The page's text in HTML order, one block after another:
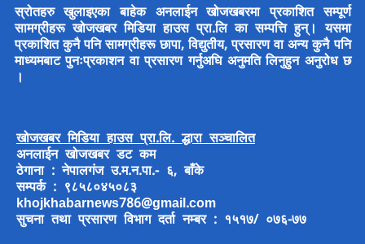
स्रोतहरु खुलाइएका बाहेक अनलाईन खोजखबरमा प्रकाशित सम्पूर्ण
सामग्रीहरू खोजखबर मिडिया हाउस प्रा.लि का सम्पत्ति हुन्। यसमा
प्रकाशित कुनै पनि सामग्रीहरू छापा, विद्युतीय, प्रसारण वा अन्य कुनै पनि
माध्यमबाट पुनःप्रकाशन वा प्रसारण गर्नुअघि अनुमति लिनुहुन अनुरोध छ
।
खोजखबर मिडिया हाउस प्रा.लि. द्धारा सञ्चालित
अनलाईन खोजखबर डट कम
ठेगाना : नेपालगंज उ.म.न.पा.- ६, बाँके
सम्पर्क : ९८५८०४५०८३
khojkhabarnews786@gmail.com
सुचना तथा प्रसारण विभाग दर्ता नम्बर : १५१७/ ०७६-७७